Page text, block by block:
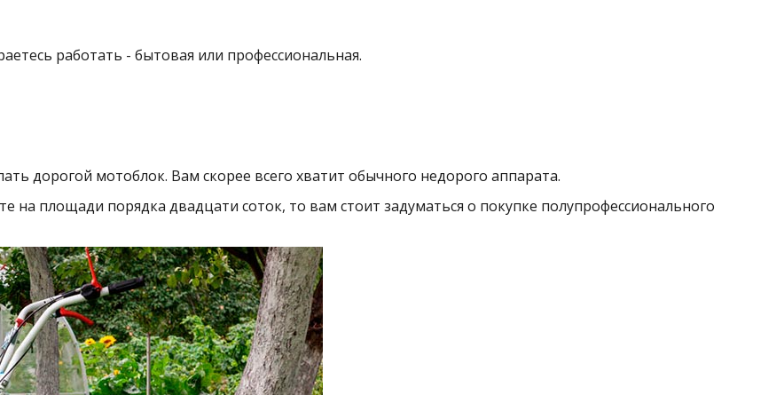
работать - бытовая или профессиональная.
дорогой мотоблок. Вам скорее всего хватит обычного недорого аппарата.
на площади порядка двадцати соток, то вам стоит задуматься о покупке полупрофессионального